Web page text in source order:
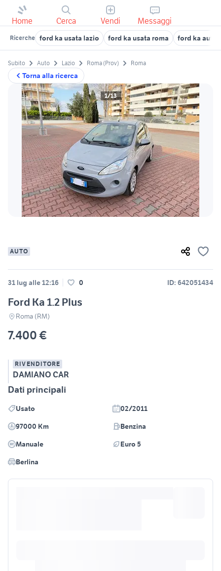
Home Cerca Vendi Messaggi
Ricerche ford ka usata lazio ford ka usata roma ford ka auto
Torna alla ricerca
Subito Auto Lazio Roma (Prov) Roma
1/13
AUTO
31 lug alle 12:16 0 ID: 642051434
Ford Ka 1.2 Plus
Roma (RM)
7.400 €
RIVENDITORE
DAMIANO CAR
Dati principali
Usato
02/2011
97000 Km
Benzina
Manuale
Euro 5
Berlina